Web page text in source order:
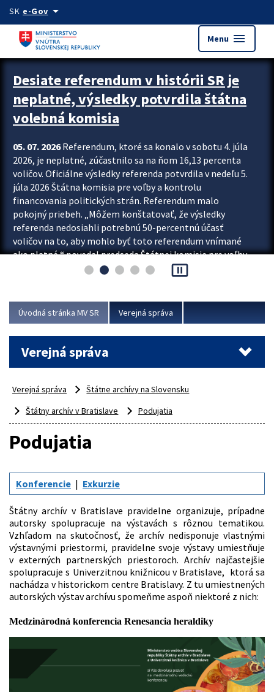
Preskocit na hlavný obsah
SK e-Govarrow_drop_down
Menu menu
Zastavit automatický posun upútavok
Desiate referendum v histórii SR je
neplatné, výsledky potvrdila štátna
volebná komisia
05. 07. 2026Referendum, ktoré sa konalo v sobotu 4. júla
2026, je neplatné, zúčastnilo sa na ňom 16,13 percenta
voličov. Oficiálne výsledky referenda potvrdila v nedeľu 5.
júla 2026 Štátna komisia pre voľby a kontrolu
financovania politických strán. Referendum malo
pokojný priebeh. „Môžem konštatovať, že výsledky
referenda nedosiahli potrebnú 50-percentnú účasť
voličov na to, aby mohlo byť toto referendum vnímané
ako platné,“ povedal predseda Štátnej komisie pre voľby
a kontrolu financovania politických...
pause_presentation
Úvodná stránka MV SR Verejná správa
Verejná správa
Verejná správa
Štátne archívy na Slovensku
Štátny archív v Bratislave
Podujatia
Podujatia
Konferencie Exkurzie
Štátny archív v Bratislave pravidelne organizuje, prípadne
autorsky spolupracuje na výstavách s rôznou tematikou.
Vzhľadom na skutočnosť, že archív nedisponuje vlastnými
výstavnými priestormi, pravidelne svoje výstavy umiestňuje
v externých partnerských priestoroch. Archív najčastejšie
spolupracuje s Univerzitnou knižnicou v Bratislave, ktorá sa
nachádza v historickom centre Bratislavy. Z tu umiestnených
autorských výstav archívu spomeňme aspoň niektoré z nich:
Medzinárodná konferencia Renesancia heraldiky